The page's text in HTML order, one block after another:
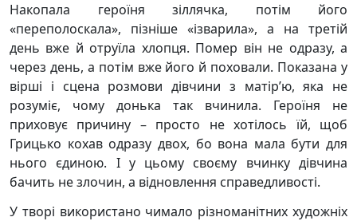
Накопала героїня зіллячка, потім його
«переполоскала», пізніше «ізварила», а на третій
день вже й отруїла хлопця. Помер він не одразу, а
через день, а потім вже його й поховали. Показана у
вірші і сцена розмови дівчини з матір’ю, яка не
розуміє, чому донька так вчинила. Героїня не
приховує причину – просто не хотілось їй, щоб
Грицько кохав одразу двох, бо вона мала бути для
нього єдиною. І у цьому своєму вчинку дівчина
бачить не злочин, а відновлення справедливості.
У творі використано чимало різноманітних художніх